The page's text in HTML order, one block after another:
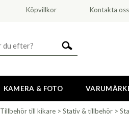
Köpvillkor Kontakta oss
KAMERA & FOTO
Tillbehör till kikare > Stativ & tillbehör >